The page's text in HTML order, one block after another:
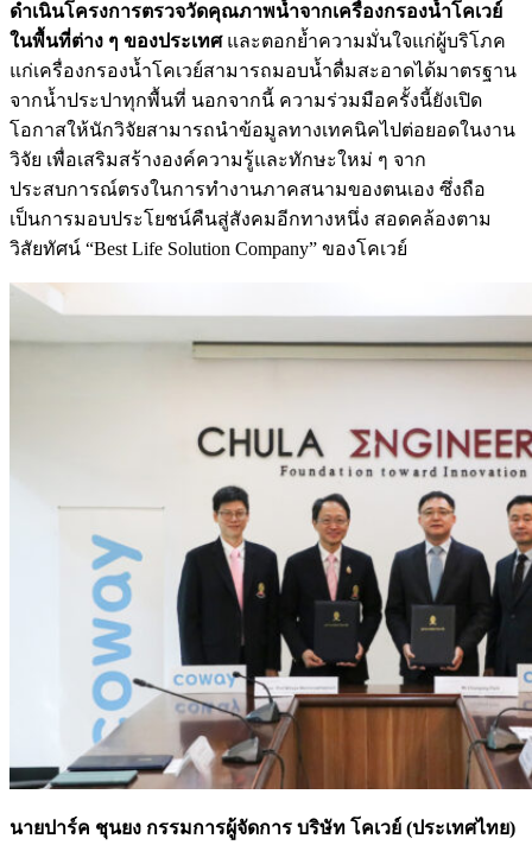
ดำเนินโครงการตรวจวัดคุณภาพน้ำจากเครื่องกรองน้ำโคเวย์
ในพื้นที่ต่าง ๆ ของประเทศและตอกย้ำความมั่นใจแก่ผู้บริโภค
แก่เครื่องกรองน้ำโคเวย์สามารถมอบน้ำดื่มสะอาดได้มาตรฐาน
จากน้ำประปาทุกพื้นที่ นอกจากนี้ ความร่วมมือครั้งนี้ยังเปิด
โอกาสให้นักวิจัยสามารถนำข้อมูลทางเทคนิคไปต่อยอดในงาน
วิจัย เพื่อเสริมสร้างองค์ความรู้และทักษะใหม่ ๆ จาก
ประสบการณ์ตรงในการทำงานภาคสนามของตนเอง ซึ่งถือ
เป็นการมอบประโยชน์คืนสู่สังคมอีกทางหนึ่ง สอดคล้องตาม
วิสัยทัศน์ “Best Life Solution Company” ของโคเวย์
นายปาร์ค ชุนยง กรรมการผู้จัดการ บริษัท โคเวย์ (ประเทศไทย)